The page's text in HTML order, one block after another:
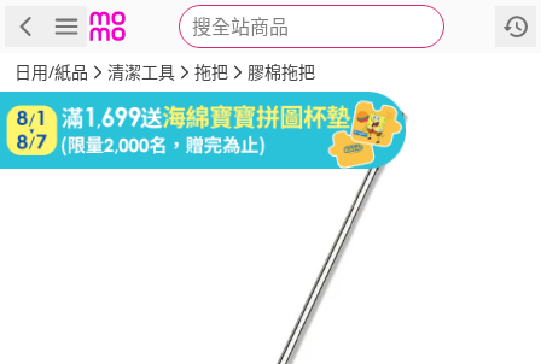
搜全站商品
商品 評價 詳情
日用/紙品 清潔工具 拖把 膠棉拖把